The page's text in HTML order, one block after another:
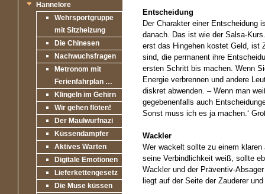
Hannelore
Wehrsportgruppe
mit Sitzheizung
Die Chinesen
Nachwuchsfragen
Metronom mit
Ferienfahrplan …
Klingeln im Gehirn
Wir gehen flöten!
Der Maulwurfnazi
Küssendampfer
Aktives Warten
Digitale Emotionen
Lieferkettengesetz
Die Muse küssen
Entscheidung
Der Charakter einer
danach. Das ist wie der Salsa-
erst das Hingehen kostet Geld, ist
sind, die permanent ihre
ersten Schritt bis machen. Wenn
Energie verbrennen und andere
diskret abwenden. – Wenn man
gegebenenfalls auch
Sonst muss ich es ja machen.‘
Wackler
Wer wackelt sollte zu einem
seine Verbindlichkeit weiß, sollte
Wackler und der Präventiv-
liegt auf der Seite der Zauderer